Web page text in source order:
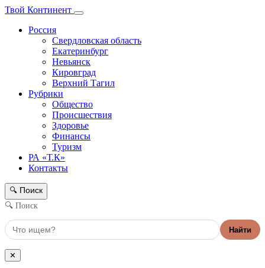
Твой Континент
Россия
Свердловская область
Екатеринбург
Невьянск
Кировград
Верхний Тагил
Рубрики
Общество
Происшествия
Здоровье
Финансы
Туризм
РА «Т.К»
Контакты
🔍 Поиск
🔍 Поиск
Найти
✕